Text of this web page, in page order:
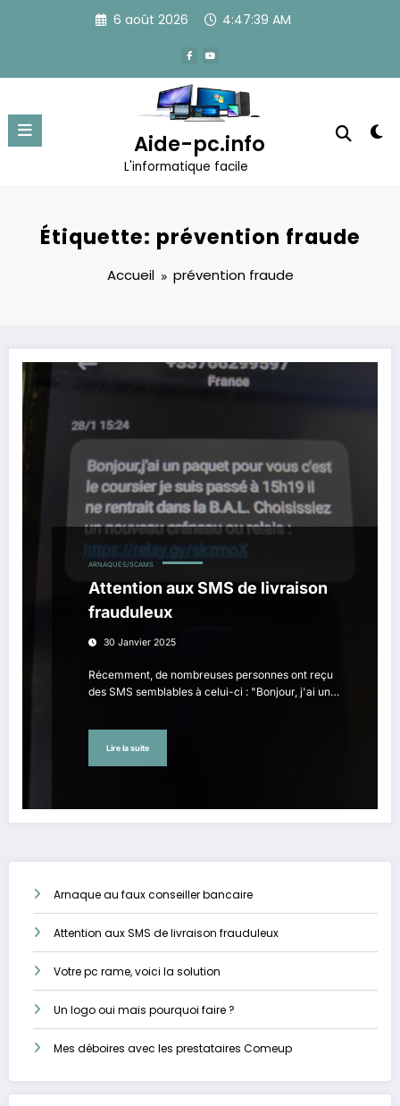
6 août 2026 4:47:39 AM
Aide-pc.info
L'informatique facile
Étiquette: prévention fraude
Accueil prévention fraude
ARNAQUES/SCAMS
Attention aux SMS de livraison
frauduleux
30 Janvier 2025
Récemment, de nombreuses personnes ont reçu
des SMS semblables à celui-ci : "Bonjour, j'ai un…
Lire la suite
Arnaque au faux conseiller bancaire
Attention aux SMS de livraison frauduleux
Votre pc rame, voici la solution
Un logo oui mais pourquoi faire ?
Mes déboires avec les prestataires Comeup